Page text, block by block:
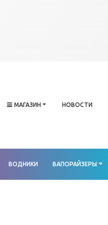
МАГАЗИН НОВОСТИ
ВОДНИКИ ВАПОРАЙЗЕРЫ